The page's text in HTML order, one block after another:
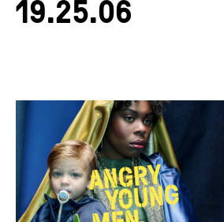
19.25.06